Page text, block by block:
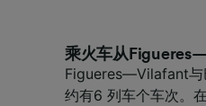
乘火车从
Figueres—Vilafant与
约有6 列车个车次。